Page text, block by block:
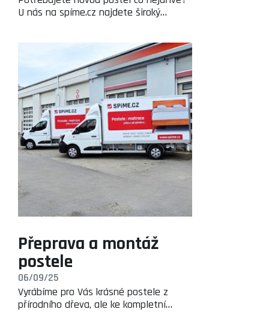
U nás na spíme.cz najdete široký…
Přeprava a montáž
postele
06/09/25
Vyrábíme pro Vás krásné postele z
přírodního dřeva, ale ke kompletní…